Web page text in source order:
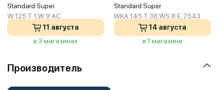
Standard Super
W 125 T 1,W 9 AC
11 августа
в 3 магазинах
Standard Super
WKA 145 T 38,WS 8 E,7543
14 августа
в 1 магазине
Производитель